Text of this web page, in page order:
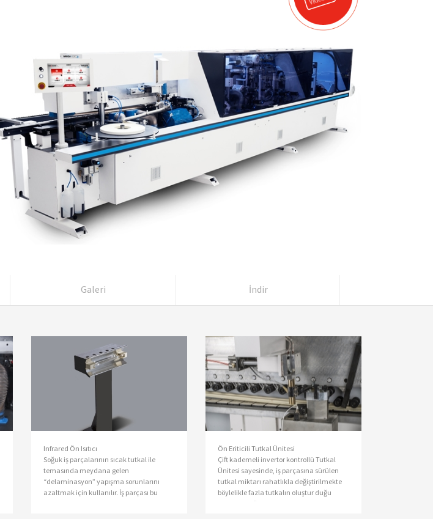
Galeri İndir
Infrared Ön Isıtıcı
Soğuk iş parçalarının sıcak tutkal ile
temasında meydana gelen
“delaminasyon” yapışma sorunlarını
azaltmak için kullanılır. İş parçası bu
Ön Eriticili Tutkal Ünitesi
Çift kademeli invertor kontrollü Tutkal
Ünitesi sayesinde, iş parçasına sürülen
tutkal miktarı rahatlıkla değiştirilmekte
böylelikle fazla tutkalın oluştur duğu
yüzey kirliliği minimuma indiril -